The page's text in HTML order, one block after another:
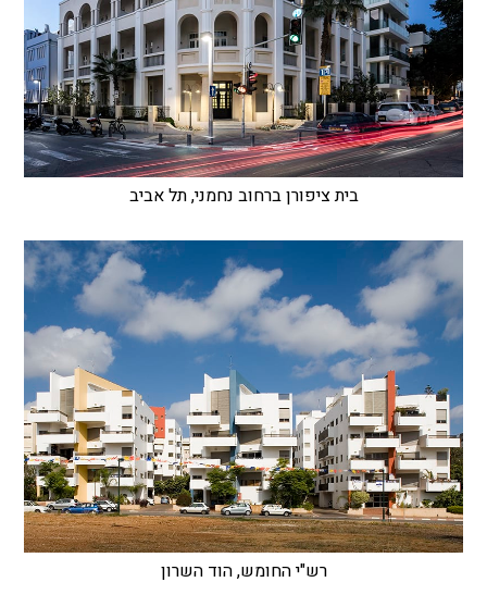
בית ציפורן ברחוב נחמני, תל אביב
רש"י החומש, הוד השרון